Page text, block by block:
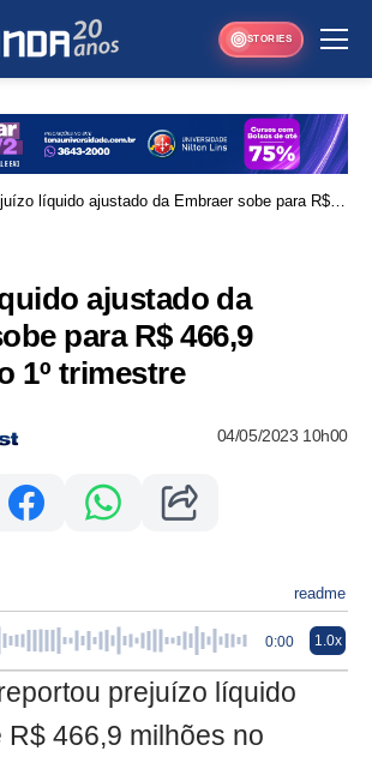
STORIES
líquido ajustado da Embraer sobe para R$
ajustado da
para R$ 466,9
1º trimestre
04/05/2023 10h00
readme
0:00 1.0x
prejuízo líquido
R$ 466,9 milhões no